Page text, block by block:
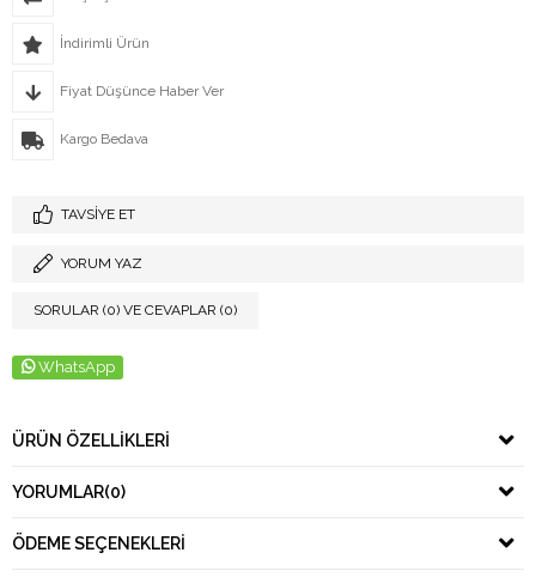
İndirimli Ürün
Fiyat Düşünce Haber Ver
Kargo Bedava
TAVSIYE ET
YORUM YAZ
SORULAR (0) VE CEVAPLAR (0)
WhatsApp
ÜRÜN ÖZELLIKLERI
YORUMLAR(0)
ÖDEME SEÇENEKLERI